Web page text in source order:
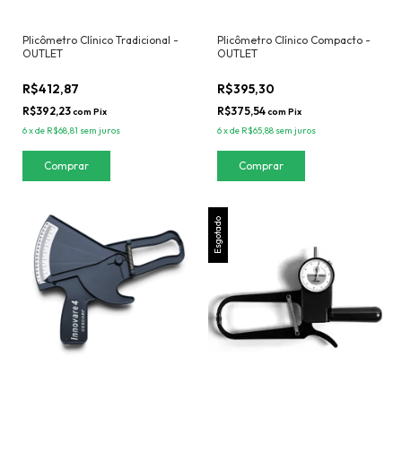
Plicômetro Clínico Tradicional -
OUTLET
R$412,87
R$392,23com Pix
6xde R$68,81 sem juros
Plicômetro Clínico Compacto -
OUTLET
R$395,30
R$375,54com Pix
6xde R$65,88 sem juros
Esgotado